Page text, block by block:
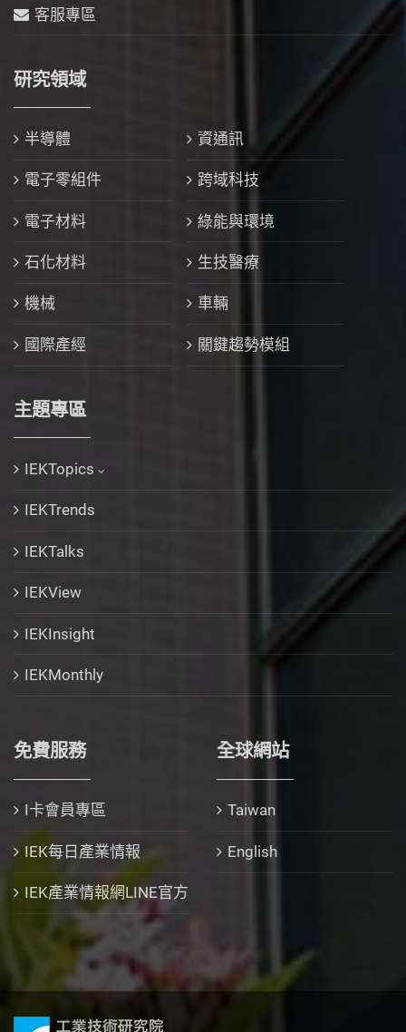
客服專區
研究領域
半導體 資通訊
電子零組件 跨域科技
電子材料 綠能與環境
石化材料 生技醫療
機械 車輛
國際產經 關鍵趨勢模組
主題專區
IEKTopics
IEKTrends
IEKTalks
IEKView
IEKInsight
IEKMonthly
免費服務
I卡會員專區
IEK每日產業情報
IEK產業情報網LINE官方
全球網站
Taiwan
English